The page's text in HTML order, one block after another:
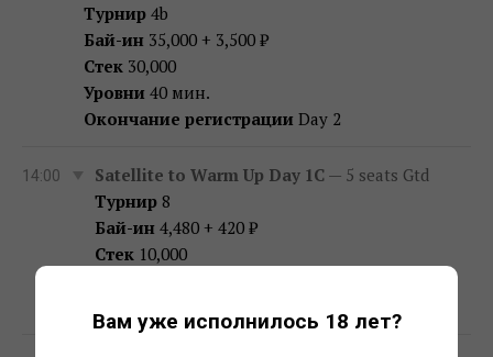
Вам уже исполнилось 18 лет?
Турнир 4b
Бай-ин 35,000 + 3,500 ₽
Стек 30,000
Уровни 40 мин.
Окончание регистрации Day 2
14:00 Satellite to Warm Up Day 1C — 5 seats Gtd
Турнир 8
Бай-ин 4,480 + 420 ₽
Стек 10,000